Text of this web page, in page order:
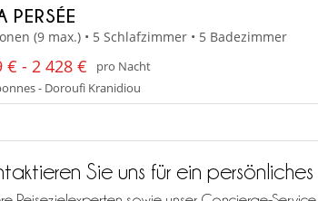
PERSÉE
(9 max.) • 5 Schlafzimmer • 5 Badezimmer
€ - 2 428 €
pro Nacht
- Doroufi Kranidiou
Sie uns für ein